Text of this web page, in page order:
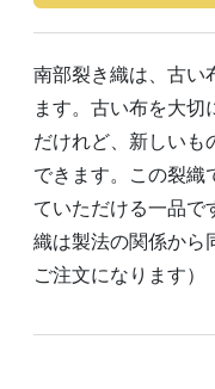
南部裂き織は、古い
ます。古い布を大
だけれど、新しいも
できます。この裂織
ていただける一品で
織は製法の関係から
ご注文になります）